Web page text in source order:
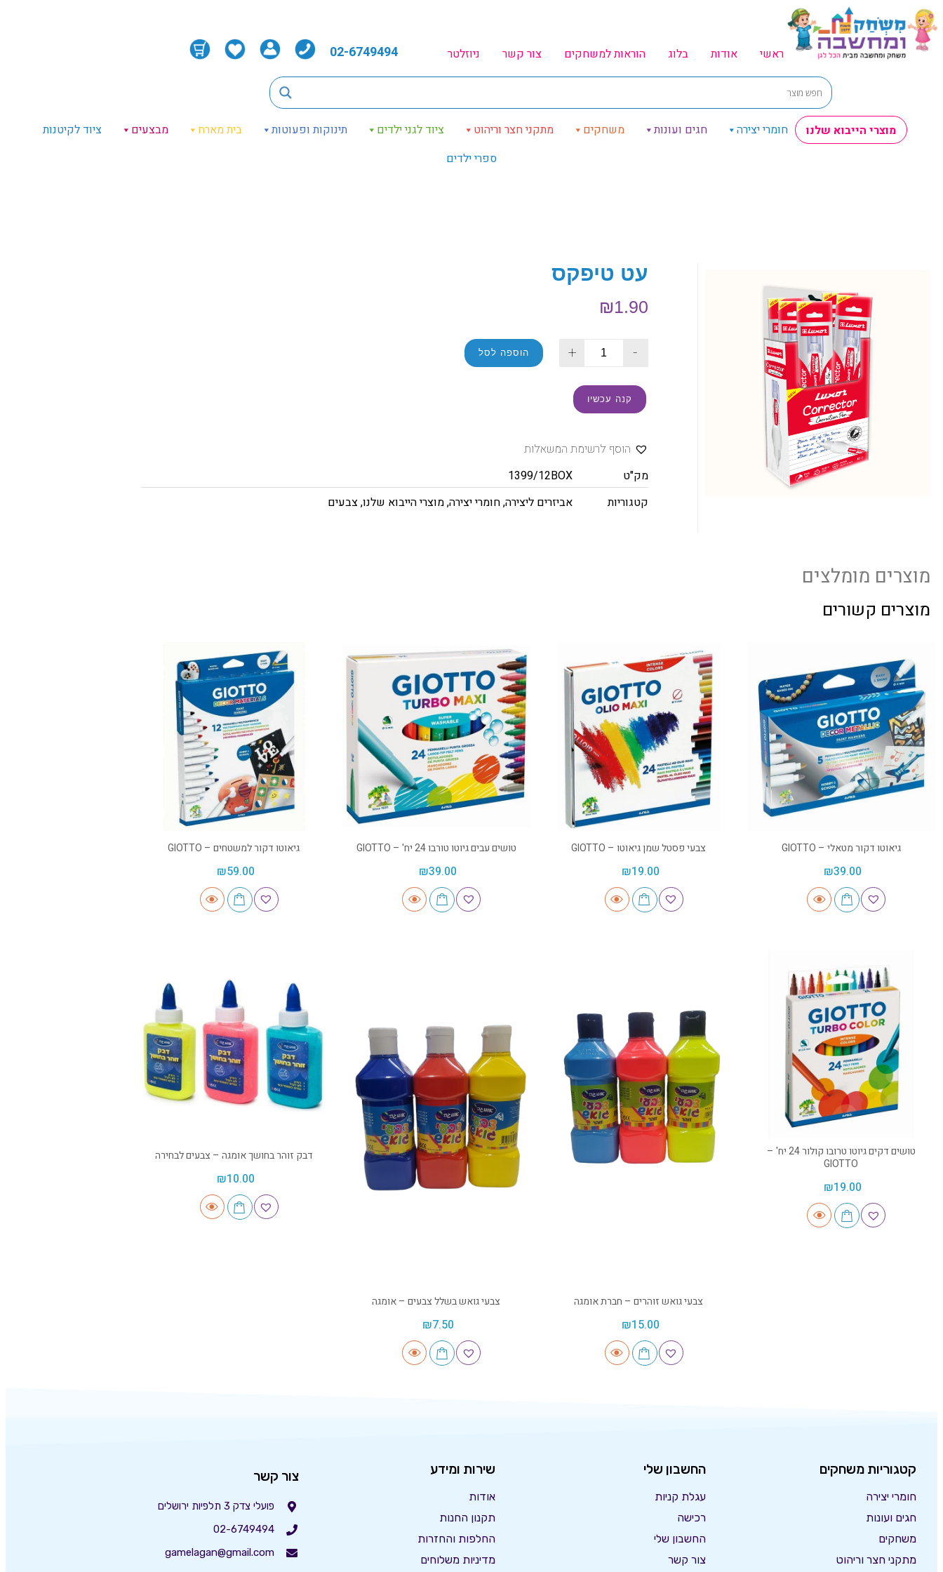
ראשי אודות בלוג הוראות למשחקים צור קשר ניוזלטר 02-6749494
מוצרי הייבוא שלנו חומרי יצירה חגים ועונות משחקים מתקני חצר וריהוט ציוד לגני ילדים תינוקות ופעוטות בית מארח מבצעים
ציוד לקיטנות
ספרי ילדים
עט טיפקס
₪1.90
-
+ הוספה לסל
קנה עכשיו
הוסף לרשימת המשאלות
מק"ט
1399/12BOX
קטגוריות
אביזרים ליצירה,חומרי יצירה,מוצרי הייבוא שלנו,צבעים
מוצרים מומלצים
מוצרים קשורים
גיאוטו דקור מטאלי – GIOTTO
₪39.00
צבעי פסטל שמן גיאוטו – GIOTTO
₪19.00
טושים עבים גיוטו טורבו 24 יח' – GIOTTO
₪39.00
גיאוטו דקור למשטחים – GIOTTO
₪59.00
טושים דקים גיוטו טרובו קולור 24 יח' –
GIOTTO
₪19.00
צבעי גואש זוהרים – חברת אומגה
₪15.00
צבעי גואש בשלל צבעים – אומגה
₪7.50
דבק זוהר בחושך אומגה – צבעים לבחירה
₪10.00
קטגוריות משחקים
חומרי יצירה
חגים ועונות
משחקים
מתקני חצר וריהוט
החשבון שלי
עגלת קניות
רכישה
החשבון שלי
צור קשר
שירות ומידע
אודות
תקנון החנות
החלפות והחזרות
מדיניות משלוחים
צור קשר
פועלי צדק 3 תלפיות ירושלים
02-6749494
gamelagan@gmail.com